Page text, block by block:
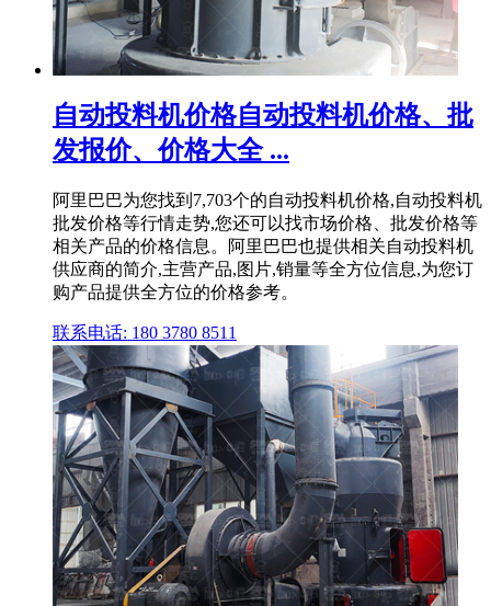
自动投料机价格自动投料机价格、批
发报价、价格大全 ...
阿里巴巴为您找到7,703个的自动投料机价格,自动投料机
批发价格等行情走势,您还可以找市场价格、批发价格等
相关产品的价格信息。阿里巴巴也提供相关自动投料机
供应商的简介,主营产品,图片,销量等全方位信息,为您订
购产品提供全方位的价格参考。
联系电话: 180 3780 8511